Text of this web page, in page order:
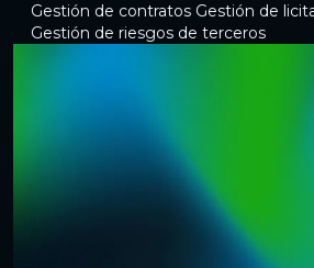
Gestión de contratos Gestión de
Gestión de riesgos de terceros